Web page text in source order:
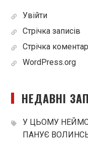
Увійти
Стрічка записів
Стрічка
WordPress.org
НЕДАВНІ
У ЦЬОМУ
ПАНУЄ